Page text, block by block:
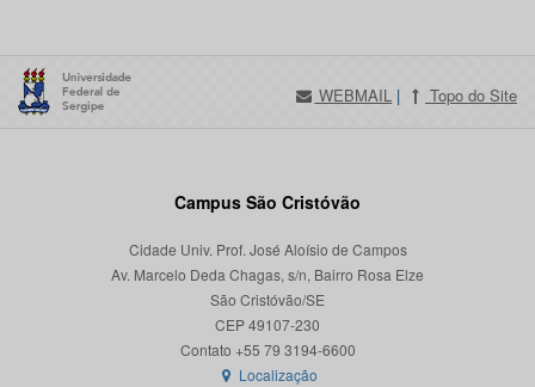
WEBMAIL | Topo do Site
Campus São Cristóvão
Cidade Univ. Prof. José Aloísio de Campos
Av. Marcelo Deda Chagas, s/n, Bairro Rosa Elze
São Cristóvão/SE
CEP 49107-230
Localização